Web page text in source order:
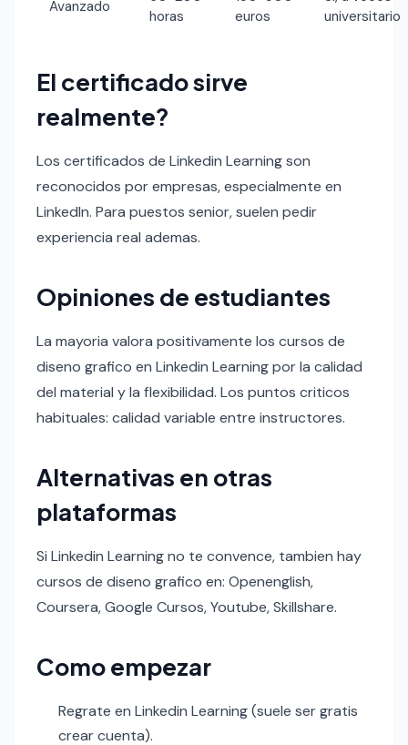
Avanzado
horas
euros
universitario
El certificado sirve
realmente?
Los certificados de Linkedin Learning son
reconocidos por empresas, especialmente en
LinkedIn. Para puestos senior, suelen pedir
experiencia real ademas.
Opiniones de estudiantes
La mayoria valora positivamente los cursos de
diseno grafico en Linkedin Learning por la calidad
del material y la flexibilidad. Los puntos criticos
habituales: calidad variable entre instructores.
Alternativas en otras
plataformas
Si Linkedin Learning no te convence, tambien hay
cursos de diseno grafico en: Openenglish,
Coursera, Google Cursos, Youtube, Skillshare.
Como empezar
Regrate en Linkedin Learning (suele ser gratis
crear cuenta).